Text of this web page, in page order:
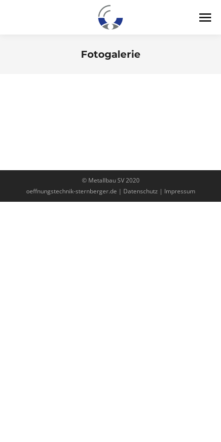
Fotogalerie
© Metallbau SV 2020
oeffnungstechnik-sternberger.de | Datenschutz | Impressum